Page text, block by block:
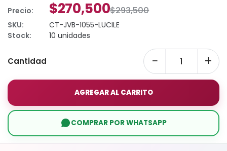
Precio: $270,500$293,500
SKU:
CT-JVB-1055-LUCILE
Stock:
10 unidades
Cantidad − +
AGREGAR AL CARRITO
COMPRAR POR WHATSAPP